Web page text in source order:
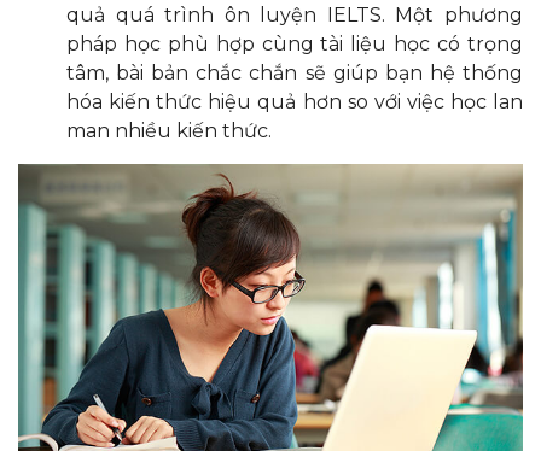
quả quá trình ôn luyện IELTS. Một phương
pháp học phù hợp cùng tài liệu học có trọng
tâm, bài bản chắc chắn sẽ giúp bạn hệ thống
hóa kiến thức hiệu quả hơn so với việc học lan
man nhiều kiến thức.